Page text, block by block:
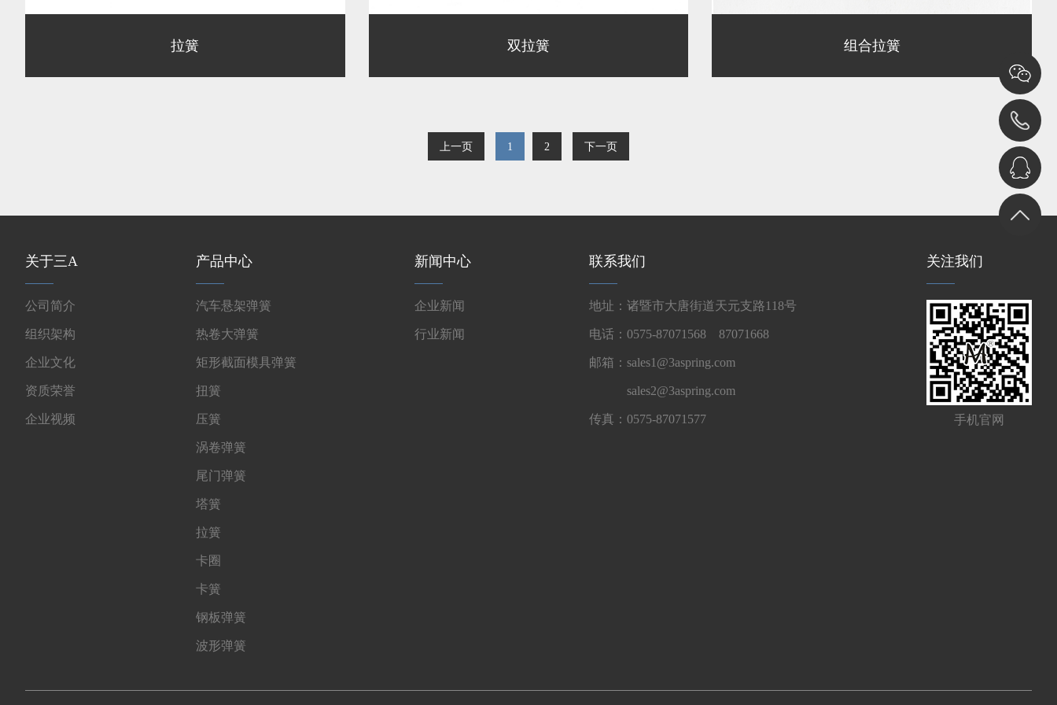
拉簧 双拉簧 组合拉簧
上一页 1 2 下一页
关于三A
公司简介
组织架构
企业文化
资质荣誉
企业视频
产品中心
汽车悬架弹簧
热卷大弹簧
矩形截面模具弹簧
扭簧
压簧
涡卷弹簧
尾门弹簧
塔簧
拉簧
卡圈
卡簧
钢板弹簧
波形弹簧
新闻中心
企业新闻
行业新闻
联系我们
地址：诸暨市大唐街道天元支路118号
电话：0575-87071568 87071668
邮箱：sales1@3aspring.com
sales2@3aspring.com
传真：0575-87071577
关注我们
手机官网